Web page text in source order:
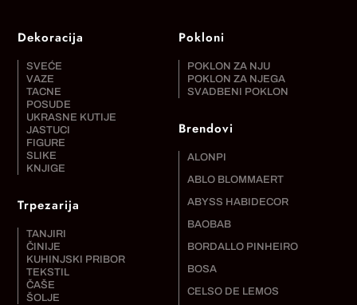
Dekoracija
SVEĆE
VAZE
TACNE
POSUDE
UKRASNE KUTIJE
JASTUCI
FIGURE
SLIKE
KNJIGE
Trpezarija
TANJIRI
ČINIJE
KUHINJSKI PRIBOR
TEKSTIL
ČAŠE
ŠOLJE
Pokloni
POKLON ZA NJU
POKLON ZA NJEGA
SVADBENI POKLON
Brendovi
ALONPI
ABLO BLOMMAERT
ABYSS HABIDECOR
BAOBAB
BORDALLO PINHEIRO
BOSA
CELSO DE LEMOS